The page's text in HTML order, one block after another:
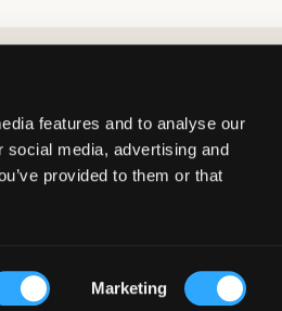
features and to analyse our
media, advertising and
provided to them or that
Marketing
AB